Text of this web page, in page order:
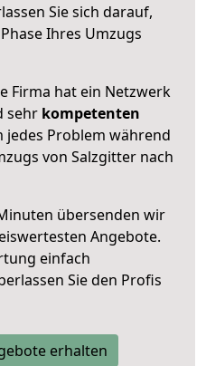
Sie sich darauf,
Ihres Umzugs
Firma hat ein Netzwerk
sehr kompetenten
jedes Problem während
von Salzgitter nach
übersenden wir
Angebote.
einfach
Sie den Profis
erhalten